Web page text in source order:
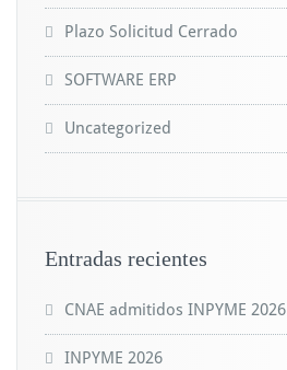
Plazo Solicitud Cerrado
SOFTWARE ERP
Uncategorized
Entradas recientes
CNAE admitidos INPYME 2026
INPYME 2026